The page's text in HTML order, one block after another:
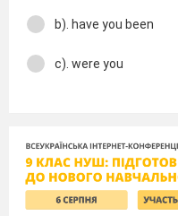
b). have you been
c). were you